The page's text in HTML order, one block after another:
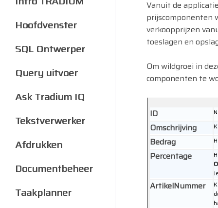
Vanuit de
prijscomponenten
verkoopprijzen
toeslagen en
Om wildgroei in
componenten te
ID
Omschrijving
Bedrag
Percentage
ArtikelNummer
Hoofdvenster
SQL Ontwerper
Query uitvoer
Ask Tradium IQ
Tekstverwerker
Afdrukken
Documentbeheer
Taakplanner